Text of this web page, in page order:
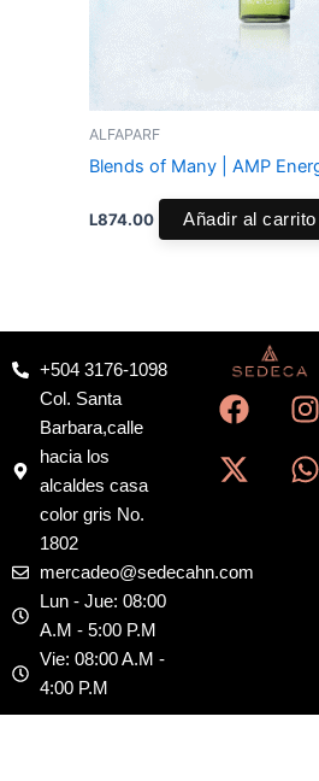
ALFAPARF
Blends of Many | AMP
L874.00 Añadir al carrito
+504 3176-1098
Col. Santa
Barbara,calle
hacia los
alcaldes casa
color gris No.
1802
mercadeo@sedecahn.com
Lun - Jue: 08:00
A.M - 5:00 P.M
Vie: 08:00 A.M -
4:00 P.M
F
a
c
e
o
I
n
s
t
X
-
t
w
t
W
h
a
t